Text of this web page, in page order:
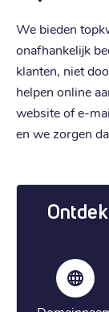
We bieden
onafhankelijk
klanten, niet
helpen online
website of e-
en we zorgen